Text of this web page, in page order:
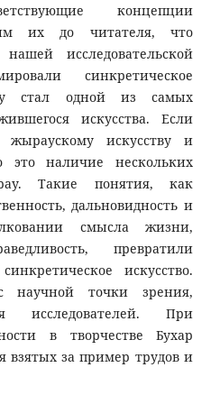
концепции
их до читателя, что
исследовательской
синкретическое
стал одной из самых
искусства. Если
искусству и
это наличие нескольких
Такие понятия, как
дальновидность и
смысла жизни,
превратили
искусство.
научной точки зрения,
При
в творчестве Бухар
взятых за пример трудов и